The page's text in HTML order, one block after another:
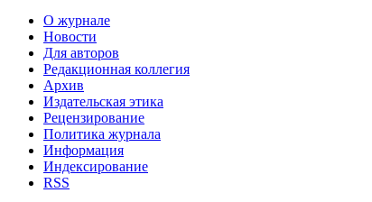
О журнале
Новости
Для авторов
Редакционная коллегия
Архив
Издательская этика
Рецензирование
Политика журнала
Информация
Индексирование
RSS